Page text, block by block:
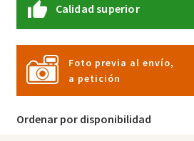
Calidad superior
Foto previa al envío,
a petición
Ordenar por disponibilidad